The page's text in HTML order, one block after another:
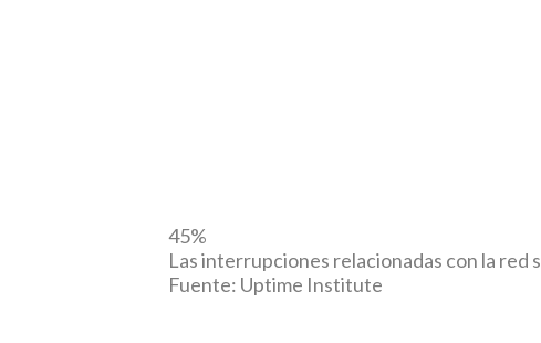
45%
Las interrupciones relacionadas con la red
Fuente: Uptime Institute